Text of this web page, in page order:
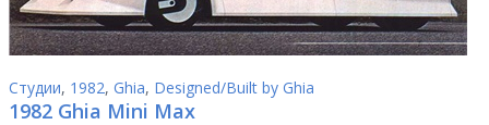
Студии, 1982, Ghia, Designed/Built by Ghia
1982 Ghia Mini Max